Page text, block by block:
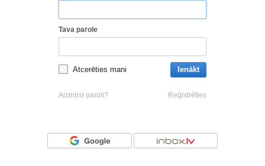
Tava parole
Atcerēties mani Ienākt
Aizmirsi paroli? Reģistrēties